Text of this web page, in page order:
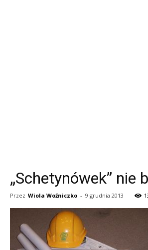
„Schetynówek” nie
Przez Wiola Woźniczko - 9 grudnia 2013